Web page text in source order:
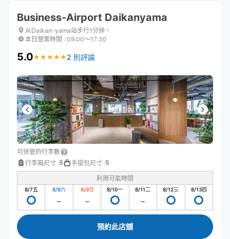
Business-Airport Daikanyama
从Daikan-yama站步行1分钟。
本日營業時間 : 09:00〜17:30
5.0★ ★ ★ ★ ★
★ ★ ★ ★ ★ 2 則評論
可保管的行李數
行李箱尺寸 :5 手提包尺寸 :5
利用可能時間
8/7五 8/8六 8/9日 8/10一 8/11二 8/12三 8/13四
預約此店舖